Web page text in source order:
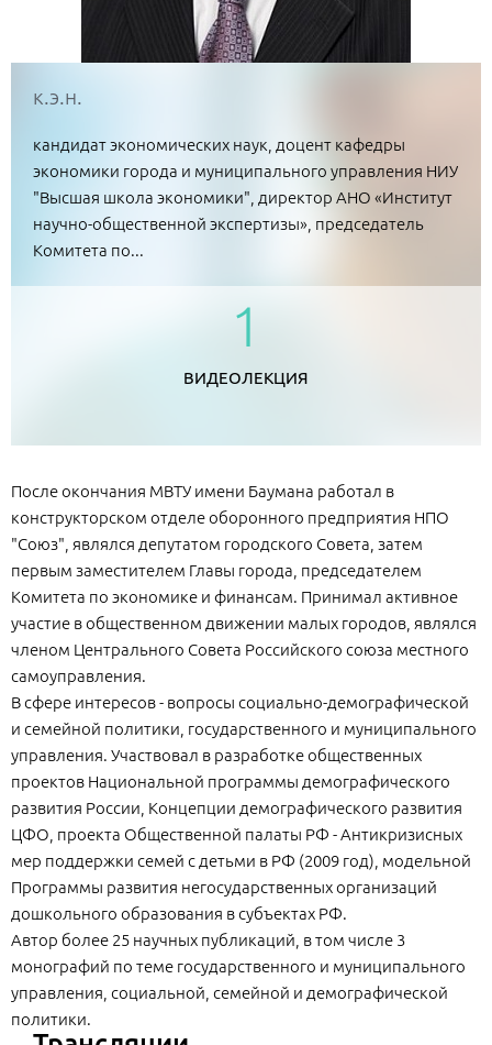
к.э.н.
кандидат экономических наук, доцент кафедры
экономики города и муниципального управления НИУ
"Высшая школа экономики", директор АНО «Институт
научно-общественной экспертизы», председатель
Комитета по...
1
ВИДЕОЛЕКЦИЯ
После окончания МВТУ имени Баумана работал в
конструкторском отделе оборонного предприятия НПО
"Союз", являлся депутатом городского Совета, затем
первым заместителем Главы города, председателем
Комитета по экономике и финансам. Принимал активное
участие в общественном движении малых городов, являлся
членом Центрального Совета Российского союза местного
самоуправления.
В сфере интересов - вопросы социально-демографической
и семейной политики, государственного и муниципального
управления. Участвовал в разработке общественных
проектов Национальной программы демографического
развития России, Концепции демографического развития
ЦФО, проекта Общественной палаты РФ - Антикризисных
мер поддержки семей с детьми в РФ (2009 год), модельной
Программы развития негосударственных организаций
дошкольного образования в субъектах РФ.
Автор более 25 научных публикаций, в том числе 3
монографий по теме государственного и муниципального
управления, социальной, семейной и демографической
политики.